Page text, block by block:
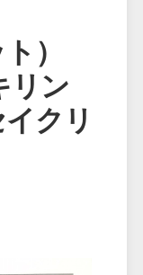
）
リン
クリ